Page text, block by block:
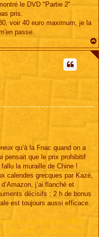
le DVD "Partie 2"
pris.
voir 40 euro maximum, je la
passe.
qu’à la Fnac quand on a
pensait que le prix prohibitif
la muraille de Chine !
calendes grecques par Kazé,
j’ai flanché et
décisifs : 2 h de bonus
est toujours aussi efficace.
à quoi ressemble le coffret
d’en faire un tour d’horizon